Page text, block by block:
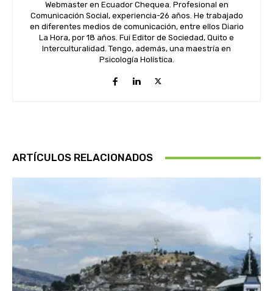
Webmaster en Ecuador Chequea. Profesional en
Comunicación Social, experiencia-26 años. He trabajado
en diferentes medios de comunicación, entre ellos Diario
La Hora, por 18 años. Fui Editor de Sociedad, Quito e
Interculturalidad. Tengo, además, una maestría en
Psicología Holística.
ARTÍCULOS RELACIONADOS